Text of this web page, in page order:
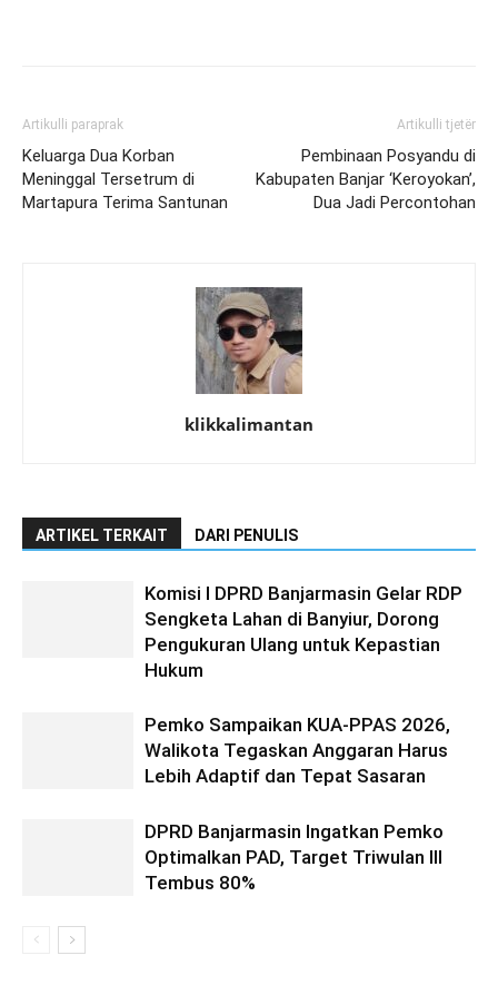
Artikulli paraprak
Keluarga Dua Korban
Meninggal Tersetrum di
Martapura Terima Santunan
Artikulli tjetër
Pembinaan Posyandu di
Kabupaten Banjar ‘Keroyokan’,
Dua Jadi Percontohan
klikkalimantan
ARTIKEL TERKAIT DARI PENULIS
Komisi I DPRD Banjarmasin Gelar RDP
Sengketa Lahan di Banyiur, Dorong
Pengukuran Ulang untuk Kepastian
Hukum
Pemko Sampaikan KUA-PPAS 2026,
Walikota Tegaskan Anggaran Harus
Lebih Adaptif dan Tepat Sasaran
DPRD Banjarmasin Ingatkan Pemko
Optimalkan PAD, Target Triwulan III
Tembus 80%